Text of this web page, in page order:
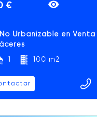
€
No Urbanizable en Venta
1 100 m2